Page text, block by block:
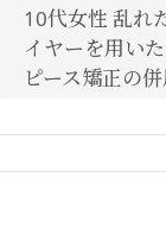
10代女性 乱れ
イヤーを用い
ピース矯正の